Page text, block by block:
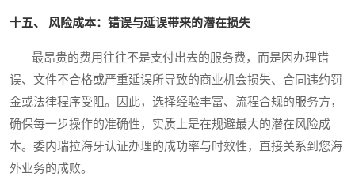
十五、 风险成本：错误与延误带来的潜在损失
最昂贵的费用往往不是支付出去的服务费，而是因办理错
误、文件不合格或严重延误所导致的商业机会损失、合同违约罚
金或法律程序受阻。因此，选择经验丰富、流程合规的服务方，
确保每一步操作的准确性，实质上是在规避最大的潜在风险成
本。委内瑞拉海牙认证办理的成功率与时效性，直接关系到您海
外业务的成败。